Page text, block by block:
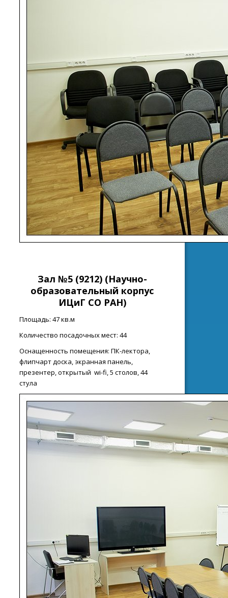
Зал №5 (9212) (Научно-
образовательный корпус
ИЦиГ СО РАН)
Площадь: 47 кв.м
Количество посадочных мест: 44
Оснащенность помещения: ПК-лектора,
флипчарт доска, экранная панель,
презентер, открытый wi-fi, 5 столов, 44
стула